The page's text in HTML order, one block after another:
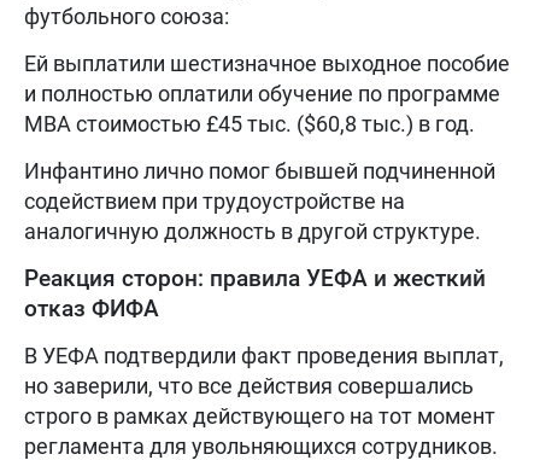
футбольного союза:
Ей выплатили шестизначное выходное пособие
и полностью оплатили обучение по программе
MBA стоимостью £45 тыс. ($60,8 тыс.) в год.
Инфантино лично помог бывшей подчиненной
содействием при трудоустройстве на
аналогичную должность в другой структуре.
Реакция сторон: правила УЕФА и жесткий
отказ ФИФА
В УЕФА подтвердили факт проведения выплат,
но заверили, что все действия совершались
строго в рамках действующего на тот момент
регламента для увольняющихся сотрудников.